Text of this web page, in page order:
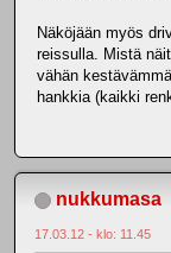
Näköjään myös
reissulla. Mistä
vähän
hankkia (kaikki
nukkumasa
17.03.12 - klo: 11.45